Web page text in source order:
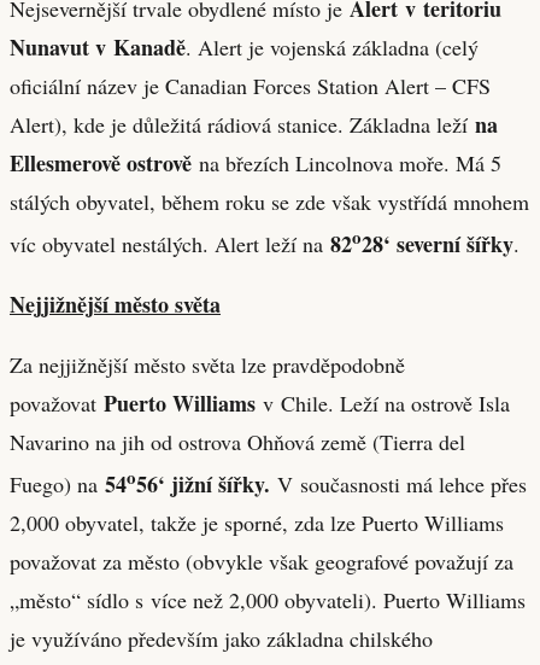
Nejsevernější trvale obydlené místo je Alert v teritoriu
Nunavut v Kanadě. Alert je vojenská základna (celý
oficiální název je Canadian Forces Station Alert – CFS
Alert), kde je důležitá rádiová stanice. Základna leží na
Ellesmerově ostrově na březích Lincolnova moře. Má 5
stálých obyvatel, během roku se zde však vystřídá mnohem
víc obyvatel nestálých. Alert leží na 82o28‘ severní šířky.
Nejjižnější město světa
Za nejjižnější město světa lze pravděpodobně
považovat Puerto Williams v Chile. Leží na ostrově Isla
Navarino na jih od ostrova Ohňová země (Tierra del
Fuego) na 54o56‘ jižní šířky. V současnosti má lehce přes
2,000 obyvatel, takže je sporné, zda lze Puerto Williams
považovat za město (obvykle však geografové považují za
„město“ sídlo s více než 2,000 obyvateli). Puerto Williams
je využíváno především jako základna chilského